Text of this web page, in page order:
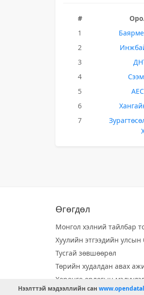
#
1
2
3
4
5
6
7
Өгөгдөл
Монгол хэлний тайлбар
Хуулийн этгээдийн улсын
Тусгай зөвшөөрөл
Төрийн худалдан авах
Хөрөнгө орлогын мэдүүлэг
Орон нутгийн хөгжлийн
Нээлттэй мэдээллийн сан